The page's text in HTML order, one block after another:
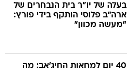
בעלה של יו"ר בית הנבחרים של
ארה"ב פלוסי הותקף בידי פורץ:
"מעשה מכוון"
40 יום למחאות החיג'אב: מה